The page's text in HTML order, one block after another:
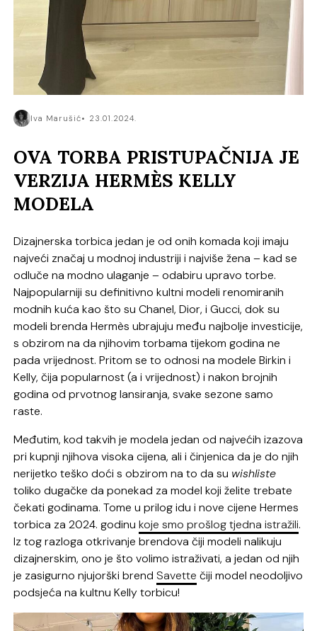
Iva Marušić 23.01.2024.
OVA TORBA PRISTUPAČNIJA JE
VERZIJA HERMÈS KELLY
MODELA
Dizajnerska torbica jedan je od onih komada koji imaju
najveći značaj u modnoj industriji i najviše žena – kad se
odluče na modno ulaganje – odabiru upravo torbe.
Najpopularniji su definitivno kultni modeli renomiranih
modnih kuća kao što su Chanel, Dior, i Gucci, dok su
modeli brenda Hermès ubrajuju među najbolje investicije,
s obzirom na da njihovim torbama tijekom godina ne
pada vrijednost. Pritom se to odnosi na modele Birkin i
Kelly, čija popularnost (a i vrijednost) i nakon brojnih
godina od prvotnog lansiranja, svake sezone samo
raste.
Međutim, kod takvih je modela jedan od najvećih izazova
pri kupnji njihova visoka cijena, ali i činjenica da je do njih
nerijetko teško doći s obzirom na to da su wishliste
toliko dugačke da ponekad za model koji želite trebate
čekati godinama. Tome u prilog idu i nove cijene Hermes
torbica za 2024. godinukoje smo prošlog tjedna istražili.
Iz tog razloga otkrivanje brendova čiji modeli nalikuju
dizajnerskim, ono je što volimo istraživati, a jedan od njih
je zasigurno njujorški brendSavette čiji model neodoljivo
podsjeća na kultnu Kelly torbicu!